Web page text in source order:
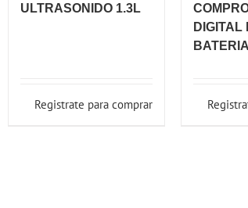
ULTRASONIDO 1.3L
Registrate para comprar
DIGITAL